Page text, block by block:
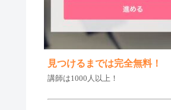
見つけるまでは完全無料！
講師は1000人以上！